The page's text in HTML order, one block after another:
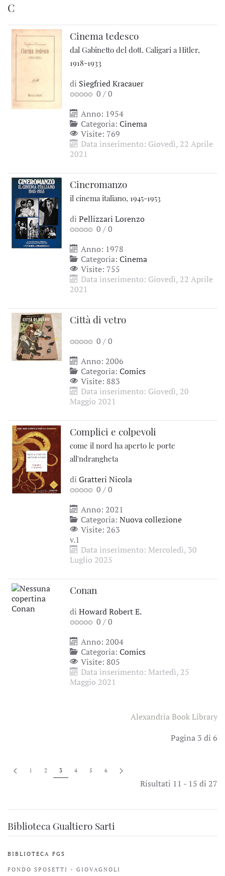
C
Cinema tedesco
dal Gabinetto del dott. Caligari a Hitler,
1918-1933
di Siegfried Kracauer
0 /0
Anno: 1954
Categoria: Cinema
Visite: 769
Data inserimento: Giovedì, 22 Aprile
2021
Cineromanzo
il cinema italiano, 1945-1953
di Pellizzari Lorenzo
0 /0
Anno: 1978
Categoria: Cinema
Visite: 755
Data inserimento: Giovedì, 22 Aprile
2021
Città di vetro
0 /0
Anno: 2006
Categoria: Comics
Visite: 883
Data inserimento: Giovedì, 20
Maggio 2021
Complici e colpevoli
come il nord ha aperto le porte
all'ndrangheta
di Gratteri Nicola
0 /0
Anno: 2021
Categoria: Nuova collezione
Visite: 263
v.1
Data inserimento: Mercoledì, 30
Luglio 2025
Conan
di Howard Robert E.
0 /0
Anno: 2004
Categoria: Comics
Visite: 805
Data inserimento: Martedì, 25
Maggio 2021
Alexandria Book Library
Pagina 3 di 6
1 2 3 4 5 6
Risultati 11 - 15 di 27
Biblioteca Gualtiero Sarti
BIBLIOTECA FGS
FONDO SPOSETTI - GIOVAGNOLI